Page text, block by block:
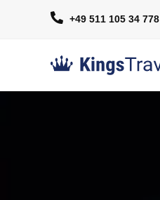
+49 511 105 34 778